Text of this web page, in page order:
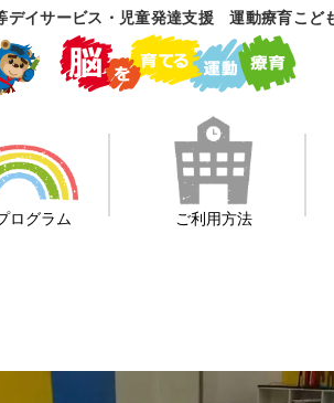
デイサービス・児童発達支援 運動療育こど
ログラム ご利用方法